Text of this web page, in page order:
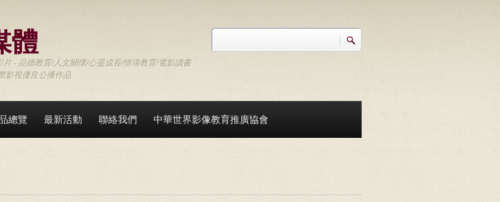
體
- 品德教育/人文關懷/心靈成長/情境教育/電影讀書
影視優良公播作品
搜尋
總覽 最新活動 聯絡我們 中華世界影像教育推廣協會